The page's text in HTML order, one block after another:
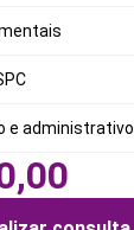
e administrativo